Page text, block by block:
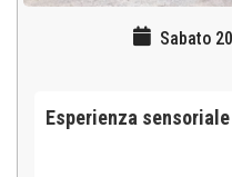
Sabato
Esperienza sensoriale